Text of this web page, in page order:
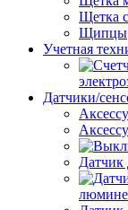
Щетка
Щипцы
Учетная
Датчики/
Датчик